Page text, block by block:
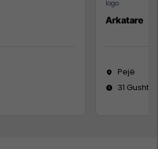
Arkatare
Pejë
31 Gusht